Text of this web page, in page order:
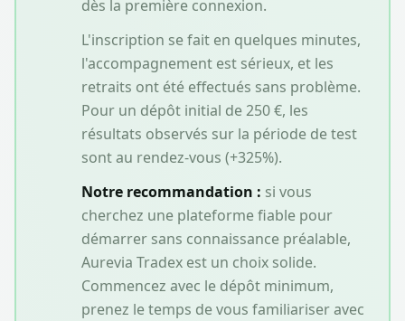
dès la première connexion.
L'inscription se fait en quelques minutes,
l'accompagnement est sérieux, et les
retraits ont été effectués sans problème.
Pour un dépôt initial de250 €, les
résultats observés sur la période de test
sont au rendez-vous (+325%).
Notre recommandation : si vous
cherchez une plateforme fiable pour
démarrer sans connaissance préalable,
Aurevia Tradex est un choix solide.
Commencez avec le dépôt minimum,
prenez le temps de vous familiariser avec